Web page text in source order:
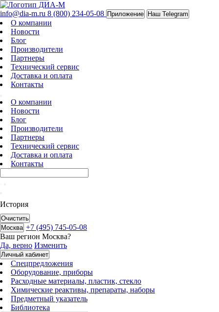
info@dia-m.ru 8 (800) 234-05-08 Приложение Наш Telegram
О компании
Новости
Блог
Производители
Партнеры
Технический сервис
Доставка и оплата
Контакты
О компании
Новости
Блог
Производители
Партнеры
Технический сервис
Доставка и оплата
Контакты
История
Очистить
Москва +7 (495) 745-05-08
Ваш регион Москва?
Да, верно Изменить
Личный кабинет
Спецпредложения
Оборудование, приборы
Расходные материалы, пластик, стекло
Химические реактивы, препараты, наборы
Предметный указатель
Библиотека